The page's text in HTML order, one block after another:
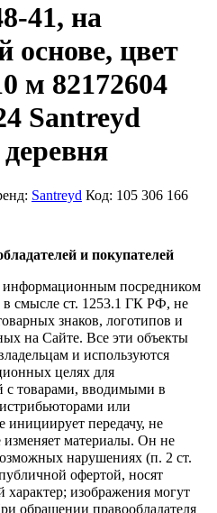
41, на
основе, цвет
м 82172604
Santreyd
Santreyd Код: 105 306 166
и покупателей
информационным посредником
смысле ст. 1253.1 ГК РФ, не
знаков, логотипов и
на Сайте. Все эти объекты
и используются
целях для
с товарами, вводимыми в
или
передачу, не
изменяет материалы. Он не
нарушениях (п. 2 ст.
офертой, носят
изображения могут
обращении правообладателя